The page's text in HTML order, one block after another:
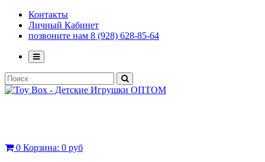
Контакты
Личный Кабинет
позвоните нам 8 (928) 628-85-64
0 Корзина: 0 руб